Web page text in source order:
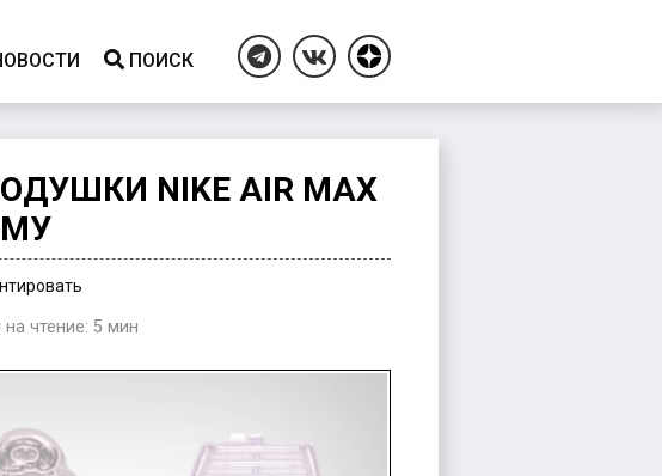
ПОИСК
TelegramВКонтакте
Дзен
NIKE AIR MAX
воздушные
чтение: 5 мин